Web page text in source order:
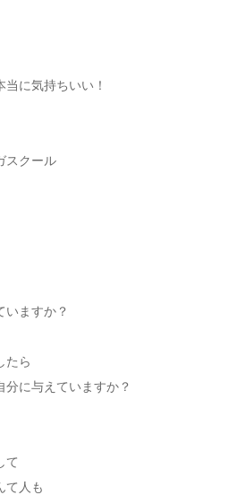
に気持ちいい！
スクール
いますか？
たら
に与えていますか？
て
て人も